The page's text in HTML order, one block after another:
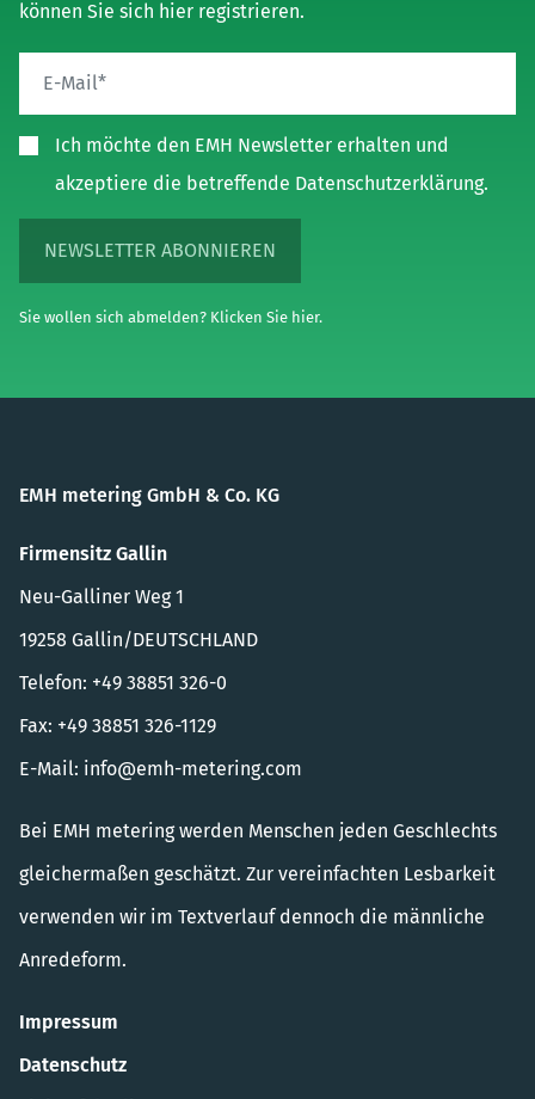
können Sie sich hier registrieren.
Ich möchte den EMH Newsletter erhalten und
akzeptiere die betreffende Datenschutzerklärung.
NEWSLETTER ABONNIEREN
Sie wollen sich abmelden? Klicken Sie hier.
EMH metering GmbH & Co. KG
Firmensitz Gallin
Neu-Galliner Weg 1
19258 Gallin/DEUTSCHLAND
Telefon: +49 38851 326-0
Fax: +49 38851 326-1129
E-Mail: info@emh-metering.com
Bei EMH metering werden Menschen jeden Geschlechts
gleichermaßen geschätzt. Zur vereinfachten Lesbarkeit
verwenden wir im Textverlauf dennoch die männliche
Anredeform.
Impressum
Datenschutz